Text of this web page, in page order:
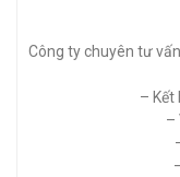
Công ty chuyên tư
– Kết
–